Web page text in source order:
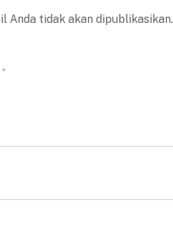
Anda tidak akan dipublikasikan.
*